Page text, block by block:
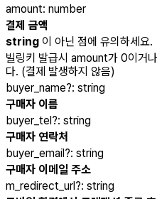
amount: number
결제 금액
string 이 아닌 점에 유의하세요.
빌링키 발급시 amount가 0이거
다. (결제 발생하지 않음)
buyer_name?: string
구매자 이름
buyer_tel?: string
구매자 연락처
buyer_email?: string
구매자 이메일 주소
m_redirect_url?: string